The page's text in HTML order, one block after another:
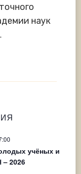
наук
учёных и
2026